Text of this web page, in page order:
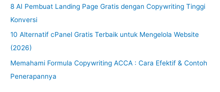
8 AI Pembuat Landing Page Gratis dengan Copywriting Tinggi
Konversi
10 Alternatif cPanel Gratis Terbaik untuk Mengelola Website
(2026)
Memahami Formula Copywriting ACCA : Cara Efektif & Contoh
Penerapannya